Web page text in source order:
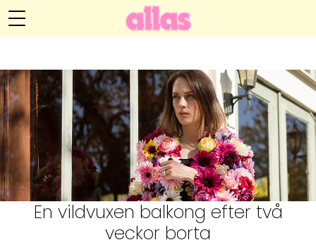
Hälsa
Relationer
Handarbete
Anna María Larssons blogg
Hem
Om Anna María
Kategorier
Arkiv
Kontakt
En vildvuxen balkong efter två
veckor borta